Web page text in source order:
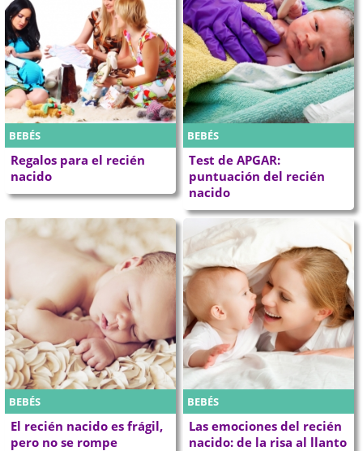
BEBÉS
Regalos para el recién
nacido
BEBÉS
Test de APGAR:
puntuación del recién
nacido
BEBÉS
El recién nacido es frágil,
pero no se rompe
BEBÉS
Las emociones del recién
nacido: de la risa al llanto